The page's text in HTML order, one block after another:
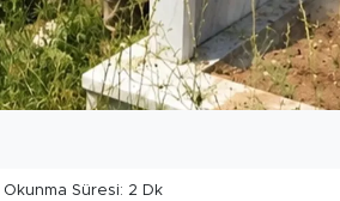
Okunma Süresi: 2 Dk